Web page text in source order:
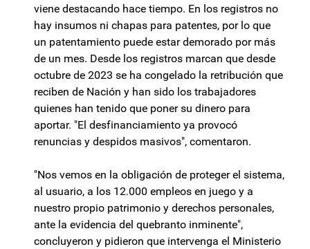
viene destacando hace tiempo. En los registros no
hay insumos ni chapas para patentes, por lo que
un patentamiento puede estar demorado por más
de un mes. Desde los registros marcan que desde
octubre de 2023 se ha congelado la retribución que
reciben de Nación y han sido los trabajadores
quienes han tenido que poner su dinero para
aportar. "El desfinanciamiento ya provocó
renuncias y despidos masivos", comentaron.
"Nos vemos en la obligación de proteger el sistema,
al usuario, a los 12.000 empleos en juego y a
nuestro propio patrimonio y derechos personales,
ante la evidencia del quebranto inminente",
concluyeron y pidieron que intervenga el Ministerio